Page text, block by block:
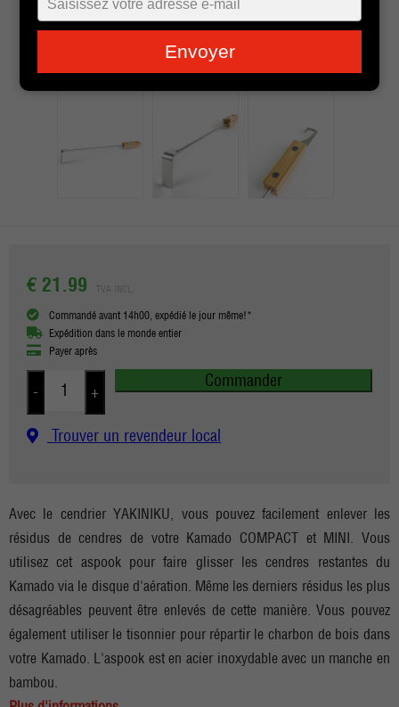
€ 21.99
Commandé avant 14h00, expédié le jour même!*
Expédition dans le monde entier
Payer après
- +
Commander
Trouver un revendeur local
Avec le cendrier YAKINIKU, vous pouvez facilement enlever les
résidus de cendres de votre Kamado COMPACT et MINI. Vous
utilisez cet aspook pour faire glisser les cendres restantes du
Kamado via le disque d'aération. Même les derniers résidus les plus
désagréables peuvent être enlevés de cette manière. Vous pouvez
également utiliser le tisonnier pour répartir le charbon de bois dans
votre Kamado. L'aspook est en acier inoxydable avec un manche en
bambou.
je
in
Envoyer